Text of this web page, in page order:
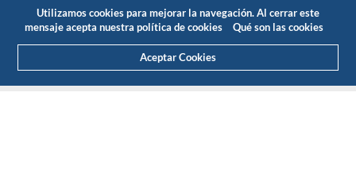
Utilizamos cookies para mejorar la navegación. Al cerrar este
mensaje acepta nuestra política de cookies
Qué son las cookies
Aceptar Cookies
Área Cliente
Presupuesto(0)